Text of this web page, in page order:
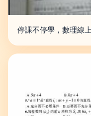
停課不停學，數理線